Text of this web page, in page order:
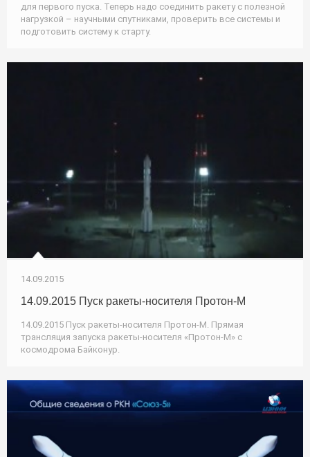
для первого пуска. Теперь надо соединить ракету с полезной
нагрузкой – научными спутниками, проверить все системы и
подготовить систему к старту.
14.09.2015
14.09.2015 Пуск ракеты-носителя Протон-М
14.09.2015 Пуск ракеты-носителя Протон-М. Прямая
трансляция запуска ракеты-носителя «Протон-М» с
космодрома Байконур.